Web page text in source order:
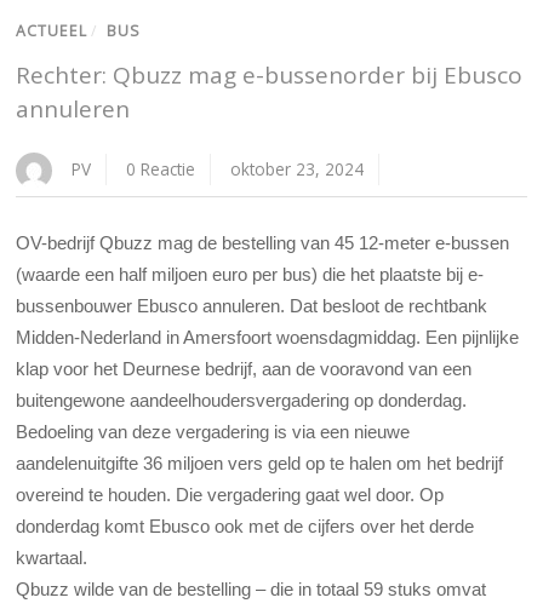
ACTUEEL / BUS
Rechter: Qbuzz mag e-bussenorder bij Ebusco
annuleren
PV 0 Reactie oktober 23, 2024
OV-bedrijf Qbuzz mag de bestelling van 45 12-meter e-bussen
(waarde een half miljoen euro per bus) die het plaatste bij e-
bussenbouwer Ebusco annuleren. Dat besloot de rechtbank
Midden-Nederland in Amersfoort woensdagmiddag. Een pijnlijke
klap voor het Deurnese bedrijf, aan de vooravond van een
buitengewone aandeelhoudersvergadering op donderdag.
Bedoeling van deze vergadering is via een nieuwe
aandelenuitgifte 36 miljoen vers geld op te halen om het bedrijf
overeind te houden. Die vergadering gaat wel door. Op
donderdag komt Ebusco ook met de cijfers over het derde
kwartaal.
Qbuzz wilde van de bestelling – die in totaal 59 stuks omvat